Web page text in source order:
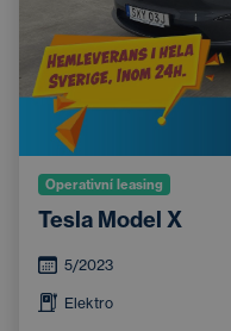
Operativní leasing
Tesla Model X
5/2023
Elektro